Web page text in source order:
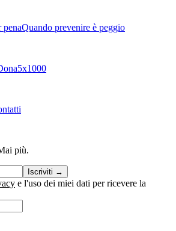
penaQuando prevenire è peggio
5x1000
più.
Iscriviti →
e l'uso dei miei dati per ricevere la